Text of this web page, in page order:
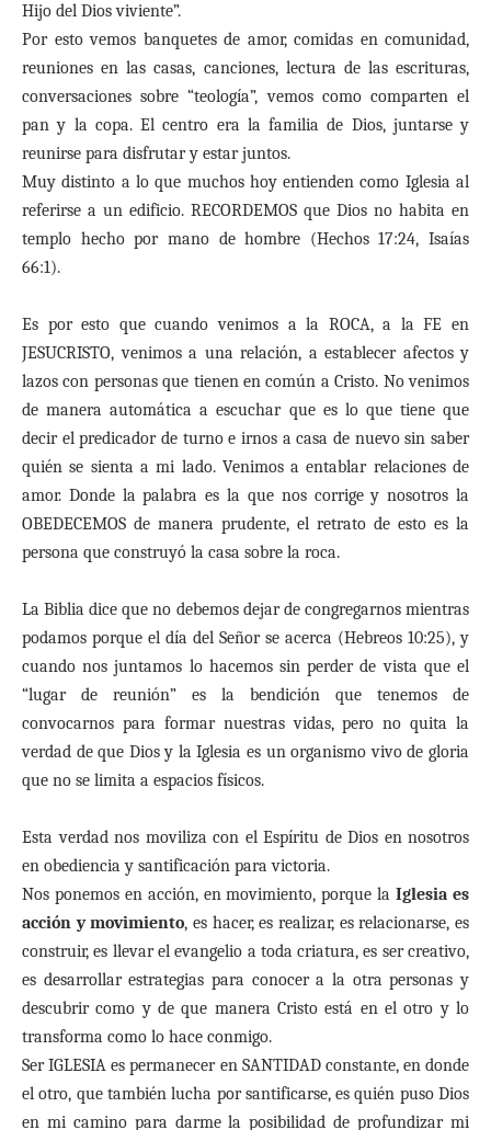
Hijo del Dios viviente”.
Por esto vemos banquetes de amor, comidas en comunidad,
reuniones en las casas, canciones, lectura de las escrituras,
conversaciones sobre “teología”, vemos como comparten el
pan y la copa. El centro era la familia de Dios, juntarse y
reunirse para disfrutar y estar juntos.
Muy distinto a lo que muchos hoy entienden como Iglesia al
referirse a un edificio. RECORDEMOS que Dios no habita en
templo hecho por mano de hombre (Hechos 17:24, Isaías
66:1).
Es por esto que cuando venimos a la ROCA, a la FE en
JESUCRISTO, venimos a una relación, a establecer afectos y
lazos con personas que tienen en común a Cristo. No venimos
de manera automática a escuchar que es lo que tiene que
decir el predicador de turno e irnos a casa de nuevo sin saber
quién se sienta a mi lado. Venimos a entablar relaciones de
amor. Donde la palabra es la que nos corrige y nosotros la
OBEDECEMOS de manera prudente, el retrato de esto es la
persona que construyó la casa sobre la roca.
La Biblia dice que no debemos dejar de congregarnos mientras
podamos porque el día del Señor se acerca (Hebreos 10:25), y
cuando nos juntamos lo hacemos sin perder de vista que el
“lugar de reunión” es la bendición que tenemos de
convocarnos para formar nuestras vidas, pero no quita la
verdad de que Dios y la Iglesia es un organismo vivo de gloria
que no se limita a espacios físicos.
Esta verdad nos moviliza con el Espíritu de Dios en nosotros
en obediencia y santificación para victoria.
Nos ponemos en acción, en movimiento, porque laIglesia es
acción y movimiento, es hacer, es realizar, es relacionarse, es
construir, es llevar el evangelio a toda criatura, es ser creativo,
es desarrollar estrategias para conocer a la otra personas y
descubrir como y de que manera Cristo está en el otro y lo
transforma como lo hace conmigo.
Ser IGLESIA es permanecer en SANTIDAD constante, en donde
el otro, que también lucha por santificarse, es quién puso Dios
en mi camino para darme la posibilidad de profundizar mi